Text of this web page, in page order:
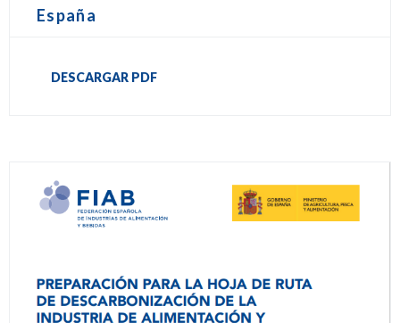
España
DESCARGAR PDF